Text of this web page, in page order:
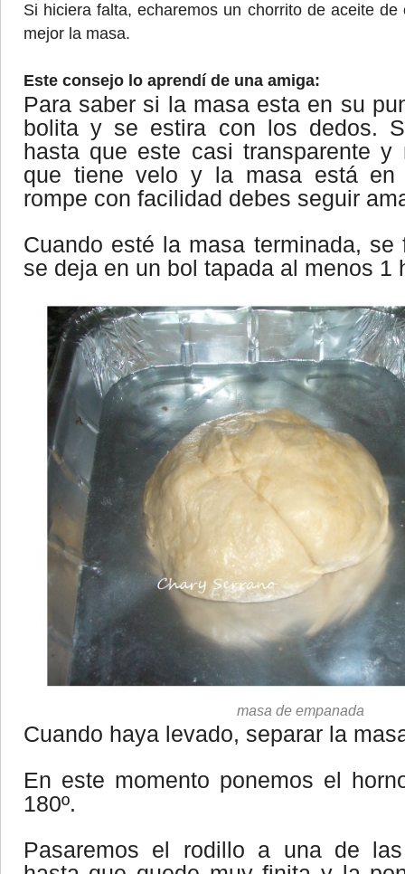
Si hiciera falta, echaremos un chorrito de aceite
mejor la masa.
Este consejo lo aprendí de una amiga:
Para saber si la masa esta en su
bolita y se estira con los dedos.
hasta que este casi transparente
que tiene velo y la masa está
rompe con facilidad debes seguir
Cuando esté la masa terminada,
se deja en un bol tapada al menos 1
masa de empanada
Cuando haya levado, separar la
En este momento ponemos el
180º.
Pasaremos el rodillo a una de